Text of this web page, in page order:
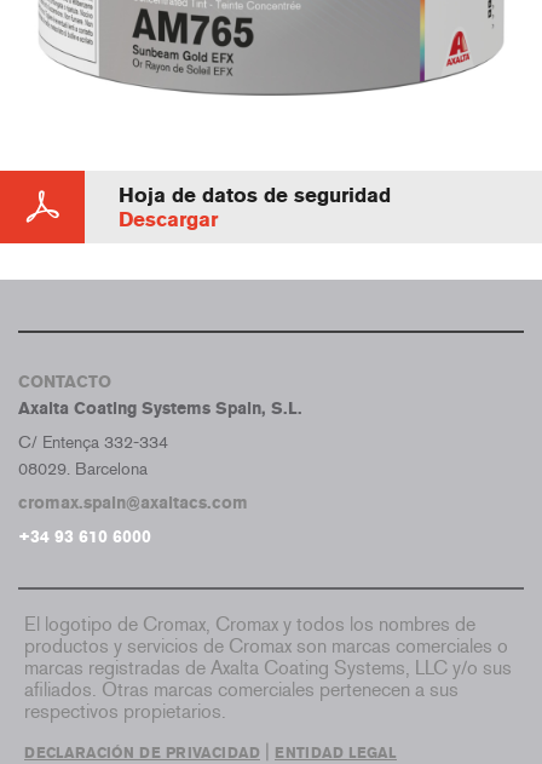
Hoja de datos de seguridad
Descargar
CONTACTO
Axalta Coating Systems Spain, S.L.
C/ Entença 332-334
08029. Barcelona
cromax.spain@axaltacs.com
+34 93 610 6000
El logotipo de Cromax, Cromax y todos los nombres de
productos y servicios de Cromax son marcas comerciales o
marcas registradas de Axalta Coating Systems, LLC y/o sus
afiliados. Otras marcas comerciales pertenecen a sus
respectivos propietarios.
DECLARACIÓN DE PRIVACIDAD ENTIDAD LEGAL